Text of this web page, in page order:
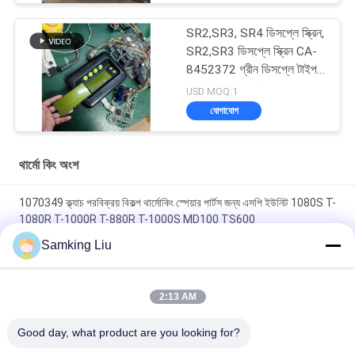
SR2,SR3, SR4 ডিসপ্লে স্ক্রিন,
SR2,SR3 ডিসপ্লে স্ক্রিন CA-
8452372 গ্রীন ডিসপ্লে টাইপ
এলসিডি স্ক্রিন থার্মো কিং SB210
SB230 HMIs আফটারমার্কেট
স্পেয়ার পার্টস
USD MOQ:1
যোগাযোগ
থার্মো কিং অংশ
1070349 ক্ল্যাচ পরবিক্রয় বিকল্প থার্মোকিং স্পেয়ার পার্টস জন্য এসপি ইউনিট 1080S T-
1080R T-1000R T-880R T-1000S MD100 TS600
থার্মোকিং ক্লাচ 1070349 রেফ্রিজারেটরের জন্য খুচরা যন্ত্রাংশ এসপি ইউনিট টি -1080
এস টি -1080 আর টি -1000 আর টি -880 আর টি -1000 এস এমডি 100 টিএস
করুন, T-1000M/T-1000R/T-1080Pro একই কভার ব্যবহার করুন
Samking Liu
2:13 AM
Good day, what product are you looking for?